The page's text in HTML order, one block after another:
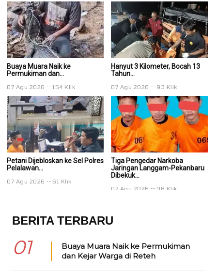
Buaya Muara Naik ke
Permukiman dan...
07 Agu 2026 154 Klik
Hanyut 3 Kilometer, Bocah 13
Tahun...
07 Agu 2026 93 Klik
Petani Dijebloskan ke Sel Polres
Pelalawan...
07 Agu 2026 61 Klik
Tiga Pengedar Narkoba
Jaringan Langgam-Pekanbaru
Dibekuk...
07 Agu 2026 98 Klik
BERITA TERBARU
01
Buaya Muara Naik ke Permukiman
dan Kejar Warga di Reteh